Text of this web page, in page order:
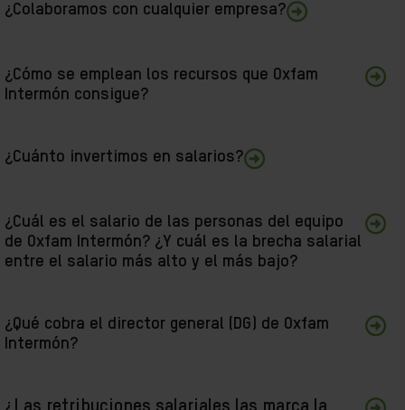
¿Colaboramos con cualquier empresa?
¿Cómo se emplean los recursos que Oxfam
Intermón consigue?
¿Cuánto invertimos en salarios?
¿Cuál es el salario de las personas del equipo
de Oxfam Intermón? ¿Y cuál es la brecha salarial
entre el salario más alto y el más bajo?
¿Qué cobra el director general (DG) de Oxfam
Intermón?